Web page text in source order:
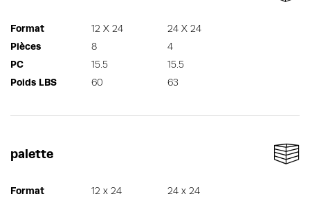
Format
Pièces
PC
Poids LBS
12 X 24
8
15.5
60
24 X 24
4
15.5
63
palette
Format
12 x 24
24 x 24